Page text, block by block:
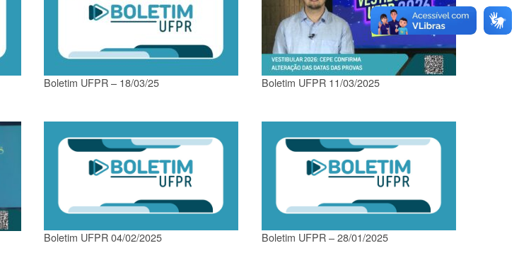
Boletim UFPR – 18/03/25 Boletim UFPR 11/03/2025
Boletim UFPR 04/02/2025 Boletim UFPR – 28/01/2025